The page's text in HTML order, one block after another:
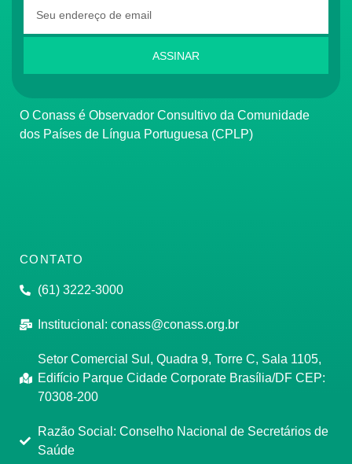
ASSINAR
O Conass é Observador Consultivo da Comunidade
dos Países de Língua Portuguesa (CPLP)
CONTATO
(61) 3222-3000
Institucional: conass@conass.org.br
Setor Comercial Sul, Quadra 9, Torre C, Sala 1105,
Edifício Parque Cidade Corporate Brasília/DF CEP:
70308-200
Razão Social: Conselho Nacional de Secretários de
Saúde